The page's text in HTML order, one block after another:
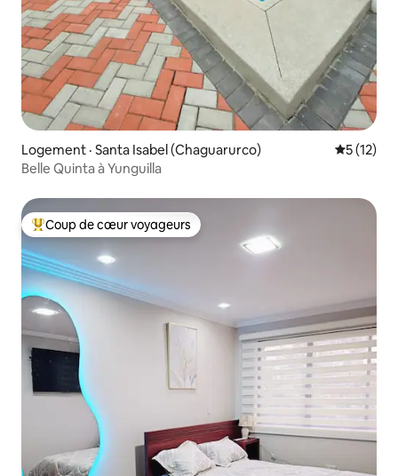
Logement · Santa Isabel (Chaguarurco) Note
5 (12)
Belle Quinta à Yunguilla
Coup de cœur voyageurs parmi les plus aimés
Coup de cœur voyageurs